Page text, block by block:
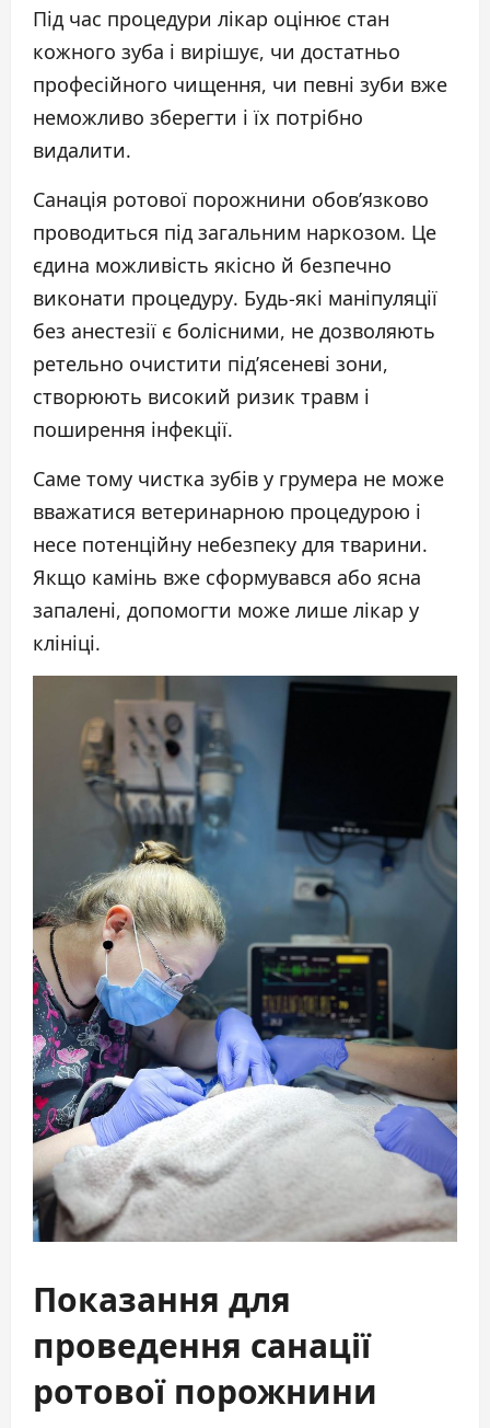
Під час процедури лікар оцінює стан
кожного зуба і вирішує, чи достатньо
професійного чищення, чи певні зуби вже
неможливо зберегти і їх потрібно
видалити.
Санація ротової порожнини обов’язково
проводиться під загальним наркозом. Це
єдина можливість якісно й безпечно
виконати процедуру. Будь-які маніпуляції
без анестезії є болісними, не дозволяють
ретельно очистити під’ясеневі зони,
створюють високий ризик травм і
поширення інфекції.
Саме тому чистка зубів у грумера не може
вважатися ветеринарною процедурою і
несе потенційну небезпеку для тварини.
Якщо камінь вже сформувався або ясна
запалені, допомогти може лише лікар у
клініці.
Показання для
проведення санації
ротової порожнини